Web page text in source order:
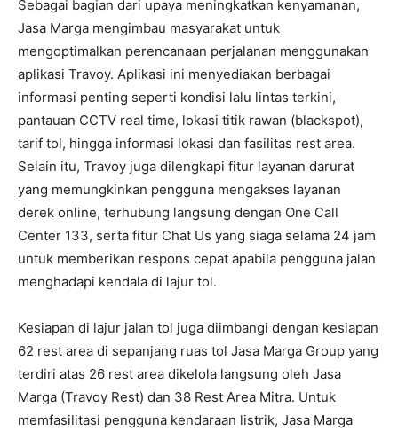
Sebagai bagian dari upaya meningkatkan kenyamanan,
Jasa Marga mengimbau masyarakat untuk
mengoptimalkan perencanaan perjalanan menggunakan
aplikasi Travoy. Aplikasi ini menyediakan berbagai
informasi penting seperti kondisi lalu lintas terkini,
pantauan CCTV real time, lokasi titik rawan (blackspot),
tarif tol, hingga informasi lokasi dan fasilitas rest area.
Selain itu, Travoy juga dilengkapi fitur layanan darurat
yang memungkinkan pengguna mengakses layanan
derek online, terhubung langsung dengan One Call
Center 133, serta fitur Chat Us yang siaga selama 24 jam
untuk memberikan respons cepat apabila pengguna jalan
menghadapi kendala di lajur tol.
Kesiapan di lajur jalan tol juga diimbangi dengan kesiapan
62 rest area di sepanjang ruas tol Jasa Marga Group yang
terdiri atas 26 rest area dikelola langsung oleh Jasa
Marga (Travoy Rest) dan 38 Rest Area Mitra. Untuk
memfasilitasi pengguna kendaraan listrik, Jasa Marga